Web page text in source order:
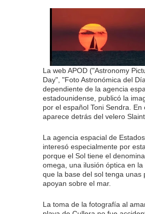
La web APOD ("Astronomy
Day", "Foto Astronómica del
dependiente de la agencia
estadounidense, publicó la
por el español Toni Sendra. En
aparece detrás del velero
La agencia espacial de
interesó especialmente por
porque el Sol tiene el
omega, una ilusión óptica en
que la base del sol tenga unas
apoyan sobre el mar.
La toma de la fotografía al